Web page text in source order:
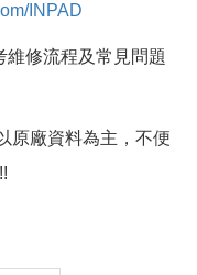
INPAD
修流程及常見問題
原廠資料為主，不便